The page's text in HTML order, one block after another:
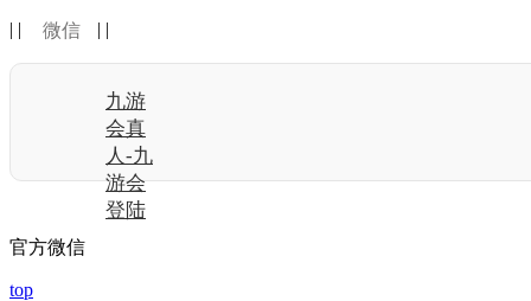
| | 微信 | |
九游
会真
人-九
游会
登陆
官方微信
top